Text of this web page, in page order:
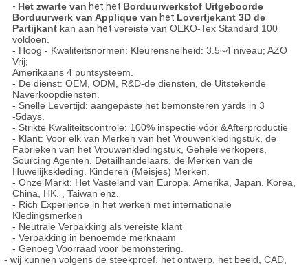
- Het zwarte van het het Borduurwerkstof Uitgeboorde
Borduurwerk van Applique van het Lovertjekant 3D de
Partijkant kan aan het vereiste van OEKO-Tex Standard 100
voldoen.
- Hoog - Kwaliteitsnormen: Kleurensnelheid: 3.5~4 niveau; AZO
Vrij;
Amerikaans 4 puntsysteem.
- De dienst: OEM, ODM, R&D-de diensten, de Uitstekende
Naverkoopdiensten.
- Snelle Levertijd: aangepaste het bemonsteren yards in 3
-5days.
- Strikte Kwaliteitscontrole: 100% inspectie vóór &Afterproductie
- Klant: Voor elk van Merken van het Vrouwenkledingstuk, de
Fabrieken van het Vrouwenkledingstuk, Gehele verkopers,
Sourcing Agenten, Detailhandelaars, de Merken van de
Huwelijkskleding. Kinderen (Meisjes) Merken.
- Onze Markt: Het Vasteland van Europa, Amerika, Japan, Korea,
China, HK. , Taiwan enz.
- Rich Experience in het werken met internationale
Kledingsmerken
- Neutrale Verpakking als vereiste klant
- Verpakking in benoemde merknaam
- Genoeg Voorraad voor bemonstering.
- wij kunnen volgens de steekproef, het ontwerp, het beeld, CAD,